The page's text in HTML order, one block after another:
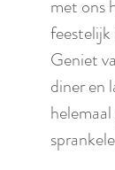
met ons
Geniet
diner en